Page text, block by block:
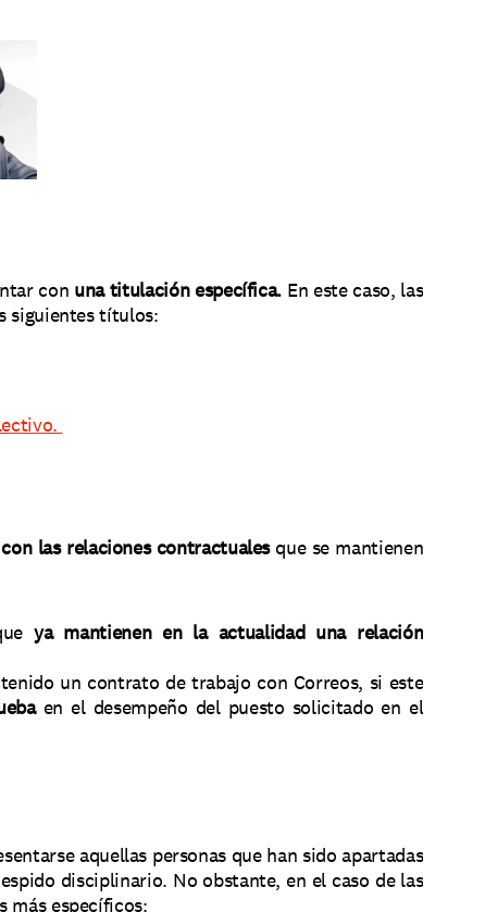
con una titulación específica. En este caso, las
siguientes títulos:
las relaciones contractuales que se mantienen
ya mantienen en la actualidad una relación
un contrato de trabajo con Correos, si este
en el desempeño del puesto solicitado en el
aquellas personas que han sido apartadas
más específicos: